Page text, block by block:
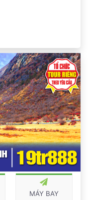
MÁY BAY